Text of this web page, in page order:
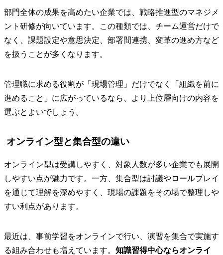
部門全体の成果を高めたい企業では、戦略推進型のマネジメ
ント研修が向いています。この種類では、チーム運営だけで
なく、課題設定や意思決定、部署間連携、変革の進め方など
を扱うことが多くなります。
管理職に求める役割が「現場管理」だけでなく「組織を前に
進めること」に広がっているなら、より上位層向けの内容を
選ぶとよいでしょう。
オンライン型と集合型の違い
オンライン型は受講しやすく、対象人数が多い企業でも展開
しやすい点が魅力です。一方、集合型は討議やロールプレイ
を通じて理解を深めやすく、現場の課題をその場で整理しや
すい利点があります。
最近は、事前学習をオンラインで行い、演習を集合で実施す
る組み合わせも増えています。 知識習得中心ならオンライ